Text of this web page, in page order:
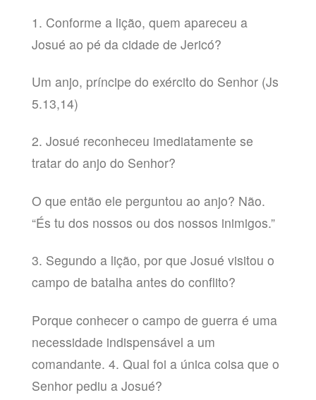
1. Conforme a lição, quem apareceu a
Josué ao pé da cidade de Jericó?
Um anjo, príncipe do exército do Senhor (Js
5.13,14)
2. Josué reconheceu imediatamente se
tratar do anjo do Senhor?
O que então ele perguntou ao anjo? Não.
“És tu dos nossos ou dos nossos inimigos.”
3. Segundo a lição, por que Josué visitou o
campo de batalha antes do conflito?
Porque conhecer o campo de guerra é uma
necessidade indispensável a um
comandante. 4. Qual foi a única coisa que o
Senhor pediu a Josué?